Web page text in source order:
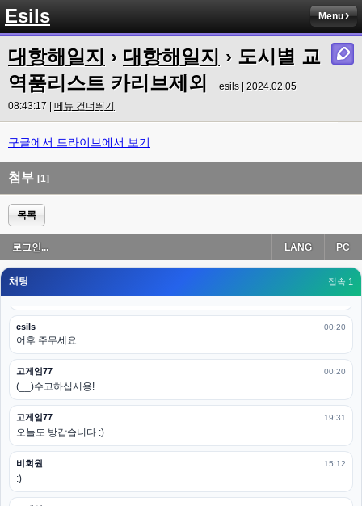
Esils Menu
대항해일지 › 대항해일지 › 도시별 교
역품리스트 카리브제외
esils | 2024.02.05
08:43:17 | 메뉴 건너뛰기
구글에서 드라이브에서 보기
첨부 [1]
목록
로그인... PC
LANG
채팅 접속 1
고게임77 00:18
esils 00:19
이게 db 접속자수로 잡는형태로 해서 그런가 ;;
고게임77
밑에 일반웹게임이 더있었네요
esils
아 이제 2로 돌아왔군요
esils 00:19
다 펼쳐두면 너무길어서 ..
esils 00:19
모바일로 보는데도 좀 불편하더라구요
고게임77 00:19
아 ㅋㅋ 내일도 심심하면 들리겠습니다. 벌써 12시가 넘었었네요
esils 00:20
어후 주무세요
고게임77 00:20
(__)수고하십시용!
고게임77 19:31
오늘도 방갑습니다 :)
비회원 15:12
:)